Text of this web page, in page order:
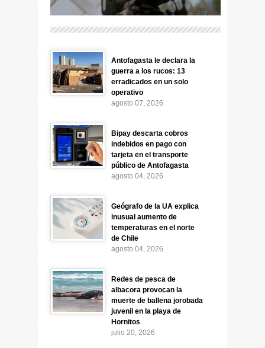
Antofagasta le declara la
guerra a los rucos: 13
erradicados en un solo
operativo
agosto 07, 2026
Bipay descarta cobros
indebidos en pago con
tarjeta en el transporte
público de Antofagasta
agosto 04, 2026
Geógrafo de la UA explica
inusual aumento de
temperaturas en el norte
de Chile
agosto 04, 2026
Redes de pesca de
albacora provocan la
muerte de ballena jorobada
juvenil en la playa de
Hornitos
julio 20, 2026